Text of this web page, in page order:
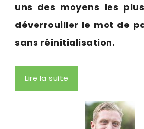
uns des moyens les
déverrouiller le mot de
sans réinitialisation.
Lire la suite